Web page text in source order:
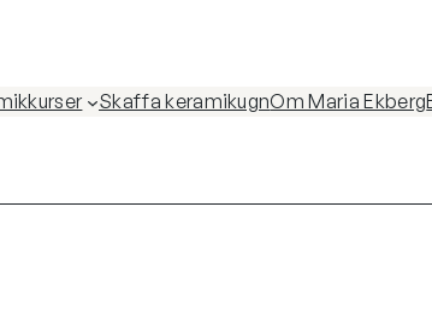
Skaffa keramikugnOm Maria Ekberg